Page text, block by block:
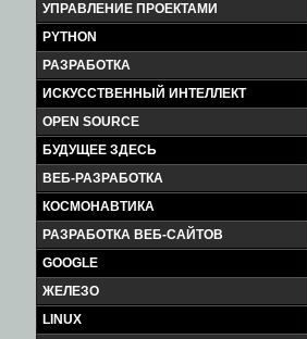
УПРАВЛЕНИЕ ПРОЕКТАМИ
PYTHON
РАЗРАБОТКА
ИСКУССТВЕННЫЙ ИНТЕЛЛЕКТ
OPEN SOURCE
БУДУЩЕЕ ЗДЕСЬ
ВЕБ-РАЗРАБОТКА
КОСМОНАВТИКА
РАЗРАБОТКА ВЕБ-САЙТОВ
GOOGLE
ЖЕЛЕЗО
LINUX